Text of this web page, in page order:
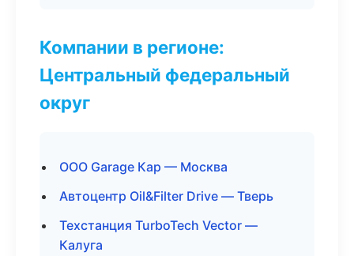
Компании в регионе:
Центральный федеральный
округ
ООО Garage Кар — Москва
Автоцентр Oil&Filter Drive — Тверь
Техстанция TurboTech Vector —
Калуга